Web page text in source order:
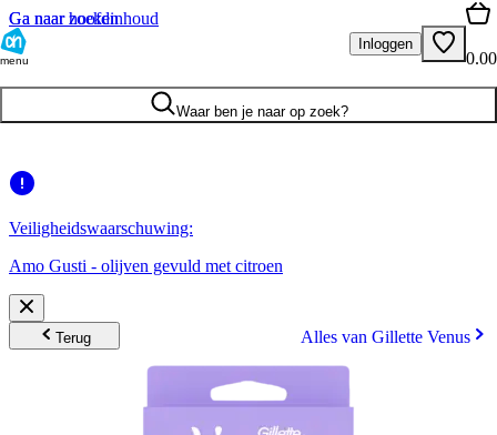
Ga naar hoofdinhoud
Ga naar zoeken
menu
Inloggen
0.00
Waar ben je naar op zoek?
Veiligheidswaarschuwing:
Amo Gusti - olijven gevuld met citroen
Terug Alles van Gillette Venus